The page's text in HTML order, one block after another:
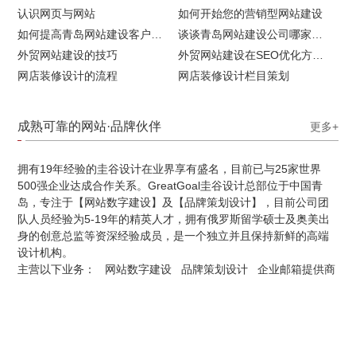
认识网页与网站
如何开始您的营销型网站建设
外贸网站建设的技巧
网店装修设计的流程
网店装修设计栏目策划
成熟可靠的网站·品牌伙伴 更多+
拥有19年经验的圭谷设计在业界享有盛名，目前已与25家世界
500强企业达成合作关系。GreatGoal圭谷设计总部位于中国青
岛，专注于【网站数字建设】及【品牌策划设计】，目前公司团
队人员经验为5-19年的精英人才，拥有俄罗斯留学硕士及奥美出
身的创意总监等资深经验成员，是一个独立并且保持新鲜的高端
设计机构。
主营以下业务： 网站数字建设 品牌策划设计 企业邮箱提供商